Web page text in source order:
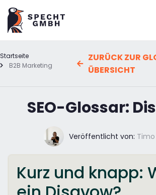
Startseite
B2B Marketing
ZURÜCK ZUR
ÜBERSICHT
SEO-Glossar:
Veröffentlicht von:
Kurz und knapp: